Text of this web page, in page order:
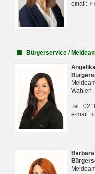
email:
Bürgerservice /
Wahlen
Tel.:
e-mail: